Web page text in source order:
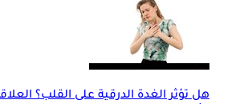
هل تؤثر الغدة الدرقية على القلب؟